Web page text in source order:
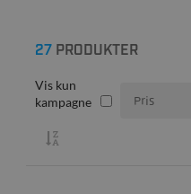
27PRODUKTER
Vis kun
kampagne